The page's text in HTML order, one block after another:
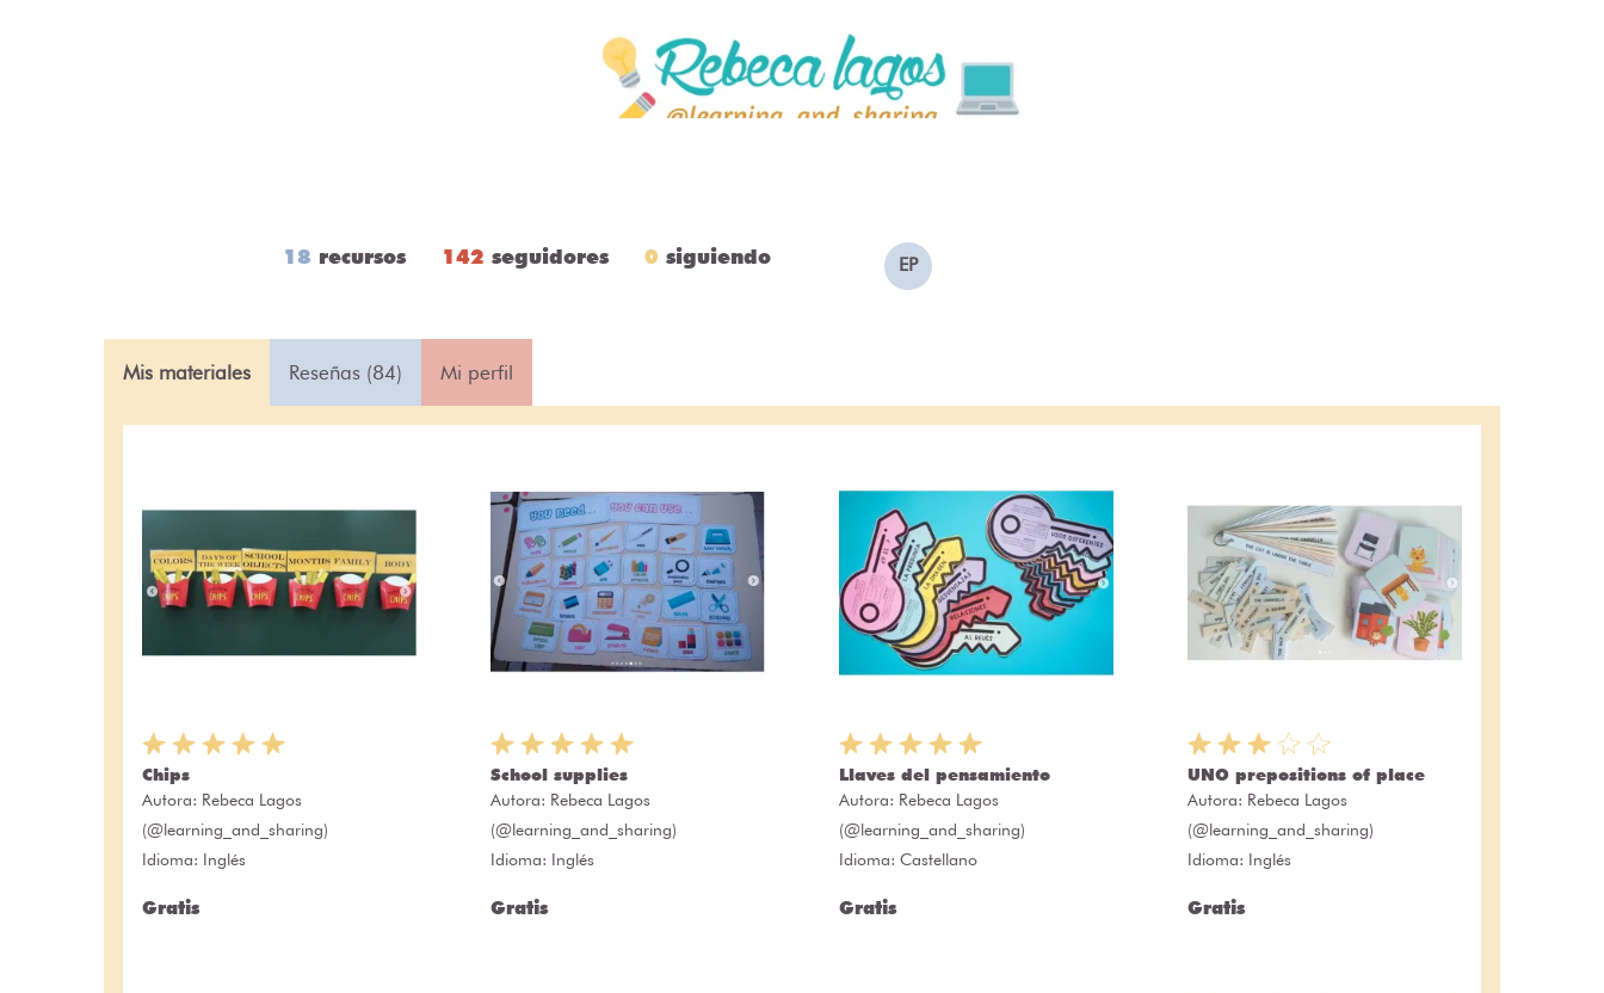
18 recursos 142 seguidores 0 siguiendo EP
Mis materiales Reseñas (84) Mi perfil
Chips
Autora: Rebeca Lagos
(@learning_and_sharing)
Idioma: Inglés
Gratis
School supplies
Autora: Rebeca Lagos
(@learning_and_sharing)
Idioma: Inglés
Gratis
Llaves del pensamiento
Autora: Rebeca Lagos
(@learning_and_sharing)
Idioma: Castellano
Gratis
UNO prepositions of place
Autora: Rebeca Lagos
(@learning_and_sharing)
Idioma: Inglés
Gratis